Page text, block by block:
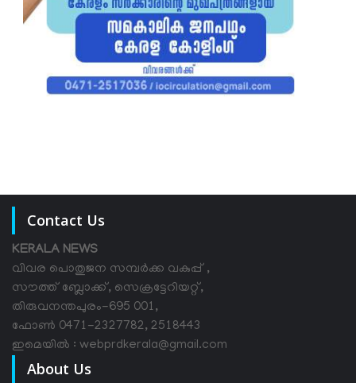
Contact Us
KERALA NEWS
വിവര പൊതുജന സമ്പര്‍ക്ക വകുപ്പ് ,
സൗത്ത് ബ്ലോക്ക്, സെക്രട്ടേറിയറ്റ്,
തിരുവനന്തപുരം-695 001,
ഫോൺ 0471-2327782, 2518443
ഇമെയിൽ : webprdkerala@gmail.com
About Us